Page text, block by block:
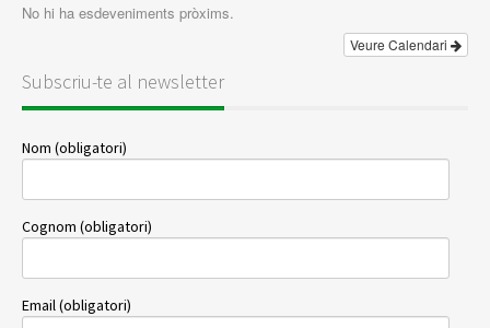
No hi ha esdeveniments pròxims.
Veure Calendari
Subscriu-te al newsletter
Nom (obligatori)
Cognom (obligatori)
Email (obligatori)